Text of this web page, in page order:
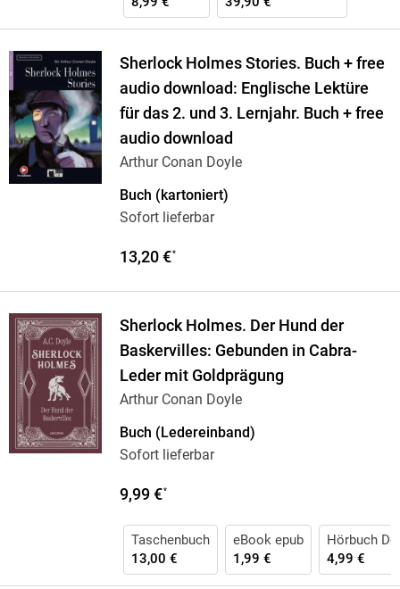
Sherlock Holmes Stories. Buch + free
audio download: Englische Lektüre
für das 2. und 3. Lernjahr. Buch + free
audio download
Arthur Conan Doyle
Buch (kartoniert)
Sofort lieferbar
13,20 €*
Sherlock Holmes. Der Hund der
Baskervilles: Gebunden in Cabra-
Leder mit Goldprägung
Arthur Conan Doyle
Buch (Ledereinband)
Sofort lieferbar
9,99 €*
Taschenbuch
13,00 €
eBook epub
1,99 €
Hörbuch
4,99 €